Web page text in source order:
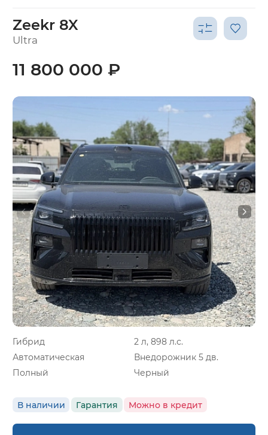
Zeekr 8X
Ultra
Гибрид
2 л, 898 л.с.
Автоматическая
Внедорожник 5 дв.
Полный
Черный
В наличии Гарантия Можно в кредит
11 800 000 ₽